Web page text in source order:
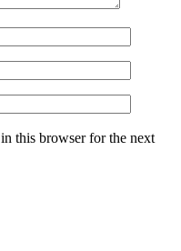
this browser for the next